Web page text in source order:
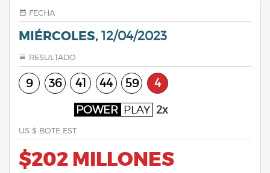
FECHA
MIÉRCOLES, 12/04/2023
RESULTADO
9 36 41 44 59 4
POWER PLAY 2x
US $ BOTE EST.
$202 MILLONES